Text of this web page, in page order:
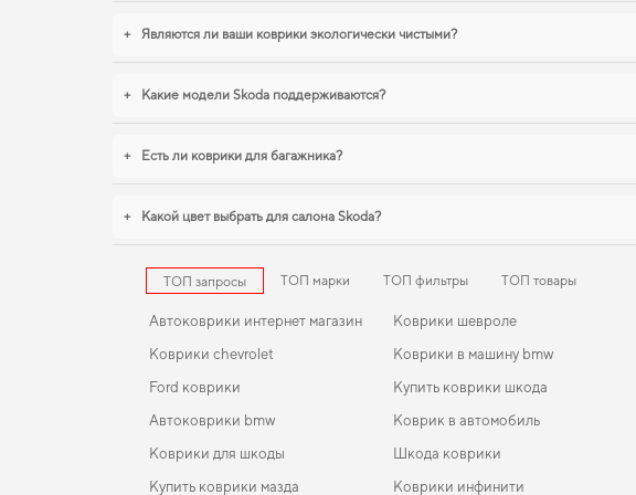
+ Являются ли ваши коврики экологически чистыми?
+ Какие модели Skoda поддерживаются?
+ Есть ли коврики для багажника?
+ Какой цвет выбрать для салона Skoda?
ТОП запросы ТОП марки ТОП фильтры ТОП товары
Автоковрики интернет магазин
Коврики chevrolet
Ford коврики
Автоковрики bmw
Коврики для шкоды
Купить коврики мазда
Коврики шевроле
Коврики в машину bmw
Купить коврики шкода
Коврик в автомобиль
Шкода коврики
Коврики инфинити